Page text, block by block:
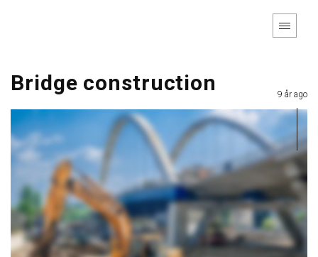
Bridge construction 9 år ago